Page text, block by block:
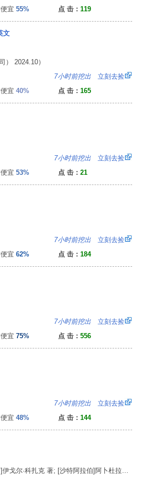
宜 55% 点 击： 119
文
2024.10）
7小时前挖出 立刻去捡
宜 40% 点 击： 165
7小时前挖出 立刻去捡
宜 53% 点 击： 21
7小时前挖出 立刻去捡
宜 62% 点 击： 184
7小时前挖出 立刻去捡
宜 75% 点 击： 556
7小时前挖出 立刻去捡
宜 48% 点 击： 144
[沙特阿拉伯]阿卜杜拉赫曼·H．阿尔加德,[阿联酋]伊戈尔·科扎克 著; [沙特阿拉伯]阿卜杜拉赫曼·H．阿尔加德,等 编; 黄锦海，高蓉蓉 译 （天津科技翻译出版公司 2024.10）